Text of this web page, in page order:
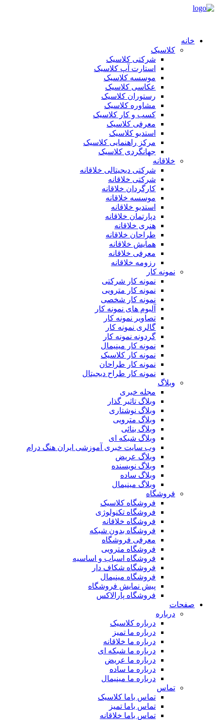
خانه
کلاسیک
شرکتی کلاسیک
استارت آپ کلاسیک
موسسه کلاسیک
عکاسی کلاسیک
رستوران کلاسیک
مشاوره کلاسیک
کسب و کار کلاسیک
معرفی کلاسیک
استدیو کلاسیک
مرکز راهنمایی کلاسیک
جهانگردی کلاسیک
خلاقانه
شرکتی دیجیتالی خلاقانه
شرکتی خلاقانه
کارگردان خلاقانه
موسسه خلاقانه
استدیو خلاقانه
دپارتمان خلاقانه
هنری خلاقانه
طراحان خلاقانه
همایش خلاقانه
معرفی خلاقانه
رزومه خلاقانه
نمونه کار
نمونه کار شرکتی
نمونه کار مترویی
نمونه کار شخصی
آلبوم های نمونه کار
تصاویر نمونه کار
گالری نمونه کار
گردونه نمونه کار
نمونه کار مینیمال
نمونه کار کلاسیک
نمونه کار طراحان
نمونه کار طراح دیجیتال
وبلاگ
مجله خبری
وبلاگ تاثیر گذار
وبلاگ نوشتاری
وبلاگ مترویی
وبلاگ بنائی
وبلاگ شبکه ای
وب سایت خبری آموزشی ایران هنگ درام
وبلاگ عریض
وبلاگ نویسنده
وبلاگ ساده
وبلاگ مینیمال
فروشگاه
فروشگاه کلاسیک
فروشگاه تکنولوژی
فروشگاه خلاقانه
فروشگاه بدون شبکه
معرفی فروشگاه
فروشگاه مترویی
فروشگاه اسباب و اساسیه
فروشگاه شکاف دار
فروشگاه مینیمال
پیش نمایش فروشگاه
فروشگاه پارالاکس
صفحات
درباره
درباره کلاسیک
درباره ما تمیز
درباره ما خلاقانه
درباره ما شبکه ای
درباره ما عریض
درباره ما ساده
درباره ما مینیمال
تماس
تماس باما کلاسیک
تماس باما تمیز
تماس باما خلاقانه